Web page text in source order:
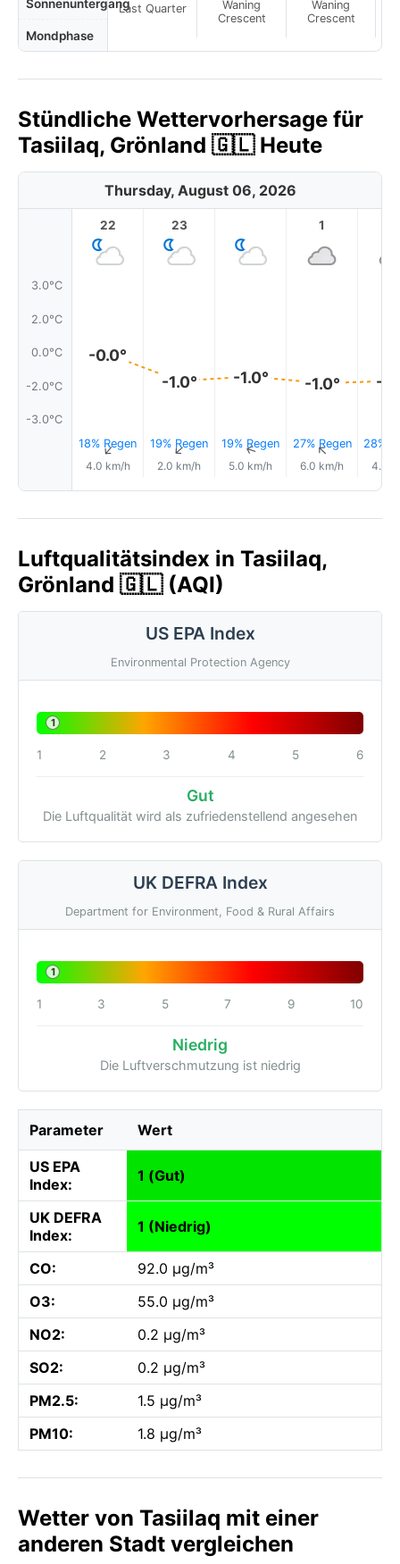
Sonnenuntergang
Mondphase
Last Quarter
Waning
Crescent
Waning
Crescent
Stündliche Wettervorhersage für
Tasiilaq, Grönland 🇬🇱 Heute
Thursday, August 06, 2026
3.0°C
2.0°C
0.0°C
-2.0°C
-3.0°C
22
-0.0°
18% Regen
↑
4.0 km/h
23
-1.0°
19% Regen
↑
2.0 km/h
-1.0°
19% Regen
↑
5.0 km/h
1
-1.0°
27% Regen
↑
6.0 km/h
-
28%
4.0
Luftqualitätsindex in Tasiilaq,
Grönland 🇬🇱 (AQI)
US EPA Index
Environmental Protection Agency
1
1 2 3 4 5 6
Gut
Die Luftqualität wird als zufriedenstellend angesehen
UK DEFRA Index
Department for Environment, Food & Rural Affairs
1
1 3 5 7 9 10
Niedrig
Die Luftverschmutzung ist niedrig
Parameter Wert
US EPA
Index:
1 (Gut)
UK DEFRA
Index:
1 (Niedrig)
CO:
92.0 µg/m³
O3:
55.0 µg/m³
NO2:
0.2 µg/m³
SO2:
0.2 µg/m³
PM2.5:
1.5 µg/m³
PM10:
1.8 µg/m³
Wetter von Tasiilaq mit einer
anderen Stadt vergleichen